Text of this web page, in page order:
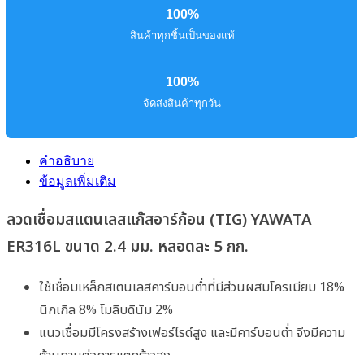
100%
สินค้าทุกชิ้นเป็นของแท้
100%
จัดส่งสินค้าทุกวัน
คำอธิบาย
ข้อมูลเพิ่มเติม
ลวดเชื่อมสแตนเลสแก๊สอาร์ก้อน (TIG) YAWATA
ER316L ขนาด 2.4 มม. หลอดละ 5 กก.
ใช้เชื่อมเหล็กสเตนเลสคาร์บอนต่ำที่มีส่วนผสมโครเมียม 18%
นิกเกิล 8% โมลิบดินัม 2%
แนวเชื่อมมีโครงสร้างเฟอร์ไรด์สูง และมีคาร์บอนต่ำ จึงมีความ